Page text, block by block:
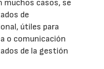
muchos casos, se
de
útiles para
o comunicación
de la gestión